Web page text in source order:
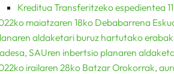
Kreditua Transferitzeko espedientea
maiatzaren 18ko Debabarrena
aldaketari buruz hartutako
SAUren inbertsio planaren
irailaren 28ko Batzar Orokorrak,